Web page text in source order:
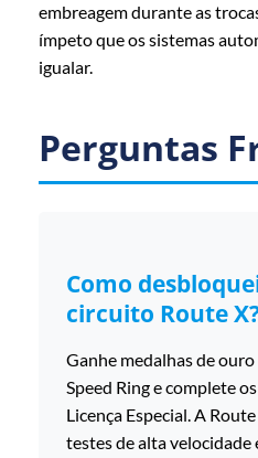
embreagem durante as
ímpeto que os sistemas
igualar.
Perguntas
Como
circuito Route
Ganhe medalhas de
Speed Ring e complete
Licença Especial. A
testes de alta velocidade